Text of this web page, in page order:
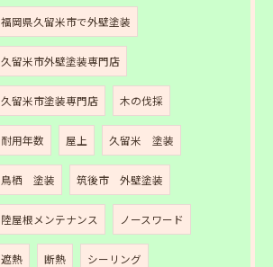
福岡県久留米市で外壁塗装
久留米市外壁塗装専門店
久留米市塗装専門店 木の伐採
耐用年数 屋上 久留米 塗装
鳥栖 塗装 筑後市 外壁塗装
陸屋根メンテナンス ノースワード
遮熱 断熱 シーリング